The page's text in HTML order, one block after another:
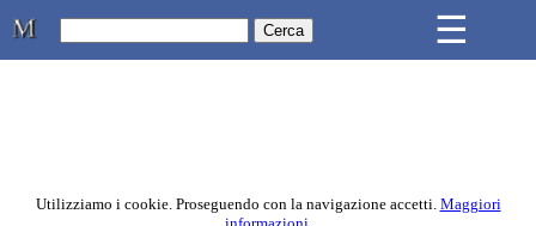
Studio Legale Mongiovì ☰
Utilizziamo i cookie. Proseguendo con la navigazione accetti. Maggiori